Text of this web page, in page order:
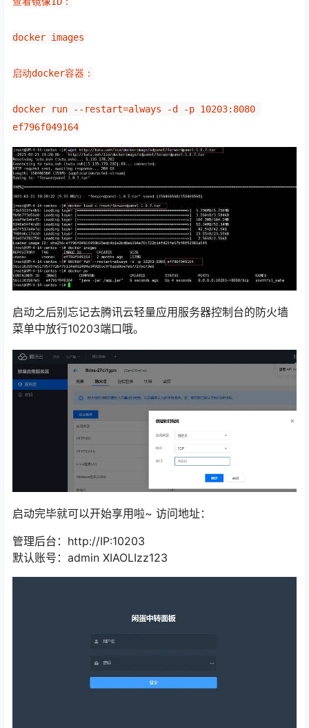
docker images
启动docker容器：
docker run --restart=always -d -p 10203:8080
ef796f049164
启动之后别忘记去腾讯云轻量应用服务器控制台的防火墙
菜单中放行10203端口哦。
启动完毕就可以开始享用啦~ 访问地址：
管理后台：http://IP:10203
默认账号：admin XIAOLIzz123